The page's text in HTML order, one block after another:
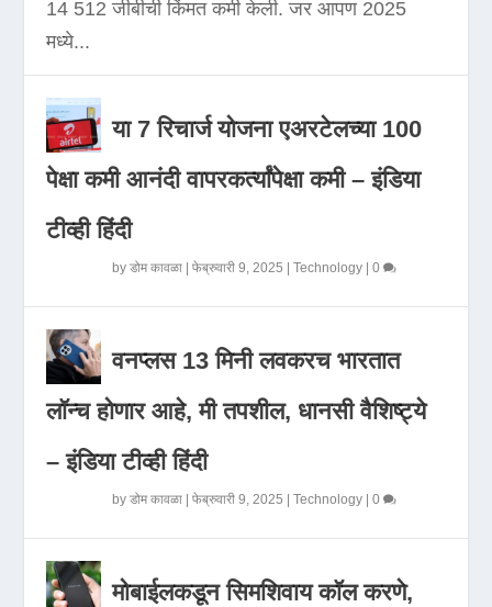
14 512 जीबीची किंमत कमी केली. जर आपण 2025
मध्ये...
या 7 रिचार्ज योजना एअरटेलच्या 100
पेक्षा कमी आनंदी वापरकर्त्यांपेक्षा कमी – इंडिया
टीव्ही हिंदी
byडोम कावळा |फेब्रुवारी 9, 2025 |Technology |0
वनप्लस 13 मिनी लवकरच भारतात
लॉन्च होणार आहे, मी तपशील, धानसी वैशिष्ट्ये
– इंडिया टीव्ही हिंदी
byडोम कावळा |फेब्रुवारी 9, 2025 |Technology |0
मोबाईलकडून सिमशिवाय कॉल करणे,